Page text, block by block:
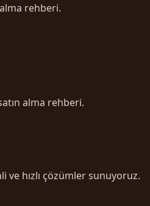
rehberi.
alma rehberi.
hızlı çözümler sunuyoruz.